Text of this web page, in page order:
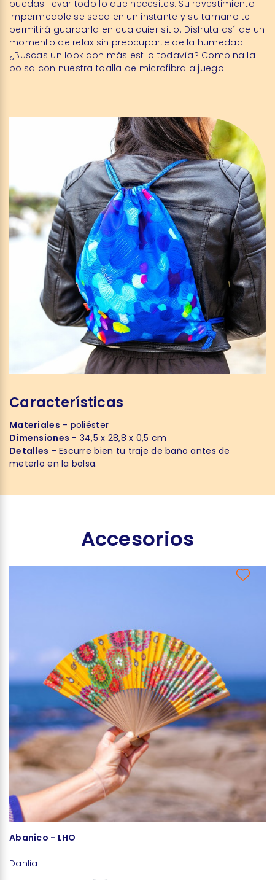
puedas llevar todo lo que necesites. Su revestimiento
impermeable se seca en un instante y su tamaño te
permitirá guardarla en cualquier sitio. Disfruta así de un
momento de relax sin preocuparte de la humedad.
¿Buscas un look con más estilo todavía? Combina la
bolsa con nuestratoalla de microfibra a juego.
Características
Materiales - poliéster
Dimensiones - 34,5 x 28,8 x 0,5 cm
Detalles - Escurre bien tu traje de baño antes de
meterlo en la bolsa.
Accesorios
Abanico - LHO
Dahlia